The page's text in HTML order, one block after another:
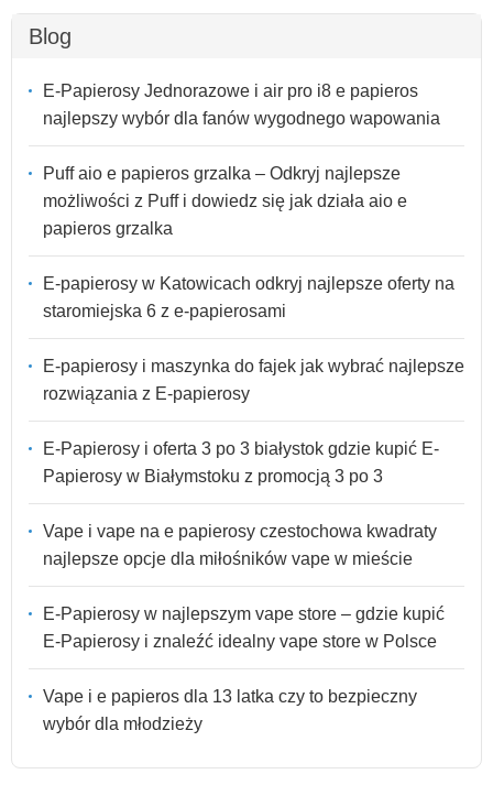
Blog
E-Papierosy Jednorazowe i air pro i8 e papieros
najlepszy wybór dla fanów wygodnego wapowania
Puff aio e papieros grzalka – Odkryj najlepsze
możliwości z Puff i dowiedz się jak działa aio e
papieros grzalka
E-papierosy w Katowicach odkryj najlepsze oferty na
staromiejska 6 z e-papierosami
E-papierosy i maszynka do fajek jak wybrać najlepsze
rozwiązania z E-papierosy
E-Papierosy i oferta 3 po 3 białystok gdzie kupić E-
Papierosy w Białymstoku z promocją 3 po 3
Vape i vape na e papierosy czestochowa kwadraty
najlepsze opcje dla miłośników vape w mieście
E-Papierosy w najlepszym vape store – gdzie kupić
E-Papierosy i znaleźć idealny vape store w Polsce
Vape i e papieros dla 13 latka czy to bezpieczny
wybór dla młodzieży